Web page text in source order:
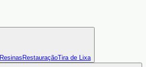
Resinas RestauraçãoTira de Lixa